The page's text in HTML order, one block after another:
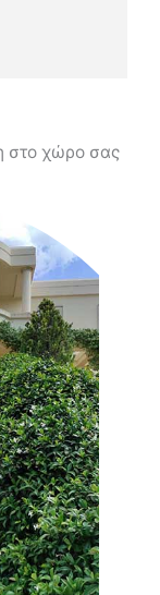
στο χώρο σας